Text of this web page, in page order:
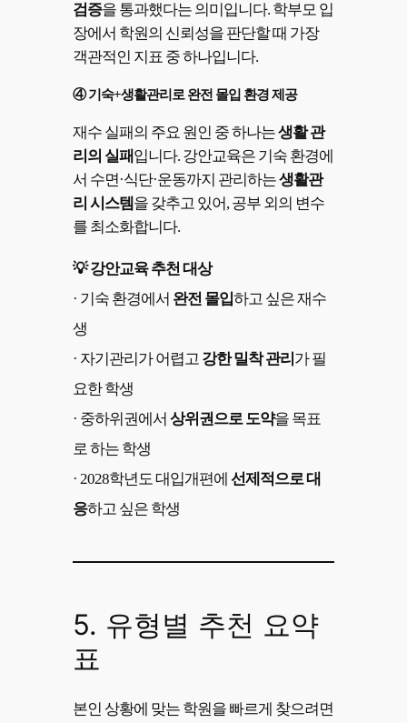
검증을 통과했다는 의미입니다. 학부모 입
장에서 학원의 신뢰성을 판단할 때 가장
객관적인 지표 중 하나입니다.
④ 기숙+생활관리로 완전 몰입 환경 제공
재수 실패의 주요 원인 중 하나는생활 관
리의 실패입니다. 강안교육은 기숙 환경에
서 수면·식단·운동까지 관리하는생활관
리 시스템을 갖추고 있어, 공부 외의 변수
를 최소화합니다.
💡 강안교육 추천 대상
· 기숙 환경에서 완전 몰입하고 싶은 재수
생
· 자기관리가 어렵고 강한 밀착 관리 가 필
요한 학생
· 중하위권에서 상위권으로 도약을 목표
로 하는 학생
· 2028학년도 대입개편에 선제적으로 대
응하고 싶은 학생
5. 유형별 추천 요약
표
본인 상황에 맞는 학원을 빠르게 찾으려면